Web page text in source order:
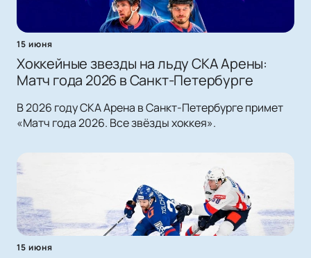
15 июня
Хоккейные звезды на льду СКА Арены:
Матч года 2026 в Санкт-Петербурге
В 2026 году СКА Арена в Санкт-Петербурге примет
«Матч года 2026. Все звёзды хоккея».
15 июня